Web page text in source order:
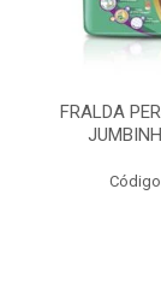
FRALDA